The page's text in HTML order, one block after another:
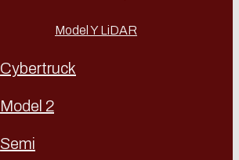
Model Y LiDAR
Cybertruck
Model 2
Semi